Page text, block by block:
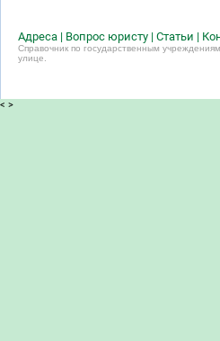
Адреса | Вопрос юристу | Статьи |
Справочник по государственным
улице.
< >